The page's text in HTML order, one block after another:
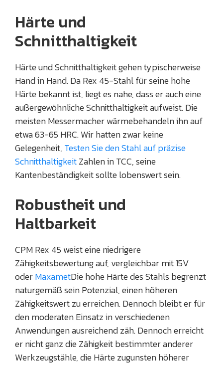
Härte und
Schnitthaltigkeit
Härte und Schnitthaltigkeit gehen typischerweise
Hand in Hand. Da Rex 45-Stahl für seine hohe
Härte bekannt ist, liegt es nahe, dass er auch eine
außergewöhnliche Schnitthaltigkeit aufweist. Die
meisten Messermacher wärmebehandeln ihn auf
etwa 63-65 HRC. Wir hatten zwar keine
Gelegenheit, Testen Sie den Stahl auf präzise
SchnitthaltigkeitZahlen in TCC, seine
Kantenbeständigkeit sollte lobenswert sein.
Robustheit und
Haltbarkeit
CPM Rex 45 weist eine niedrigere
Zähigkeitsbewertung auf, vergleichbar mit 15V
oderMaxametDie hohe Härte des Stahls begrenzt
naturgemäß sein Potenzial, einen höheren
Zähigkeitswert zu erreichen. Dennoch bleibt er für
den moderaten Einsatz in verschiedenen
Anwendungen ausreichend zäh. Dennoch erreicht
er nicht ganz die Zähigkeit bestimmter anderer
Werkzeugstähle, die Härte zugunsten höherer